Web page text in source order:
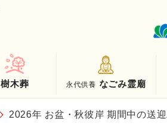
樹木葬 永代供養 なごみ霊廟